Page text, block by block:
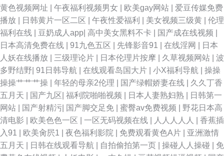
黄色视频网址
午夜福利视频男女 欧美gay网站
爱豆传媒免费
播放
日韩黄片一区二区 午夜性爱福利 美女视频三级黄
伦理
福利在线
豆奶成人app 高中美女黑料不卡 国产成在线视频
日本高清免费在线
91九色五区 先锋影音91 在线淫网
日本
人妖在线播放
三级理论片 日本伦理片按摩 久草视频网站
波
多野结野 91日韩导航 在线观看岛国大片 小X福利导航
操操
操操艹艹艹操
年轻的母亲2伦理 国产绿帽娇妻在线
久久丁香
五月天
国产九区 福利院啪啪视频 日本人妻熟妇熟
日韩第一
网站
国产射精污 国产脚交足免 蜜臀av免费视频
野花日本高
清电影
欧美色色一区 一区无码视频在线 人人人人人
香蕉插
入91
欧美肏屄1 夜色福利影院 免费观看黄色A片
亚洲激情
五月天
日韩在线观看导航 自拍偷拍第一页 操碰人人操碰
免